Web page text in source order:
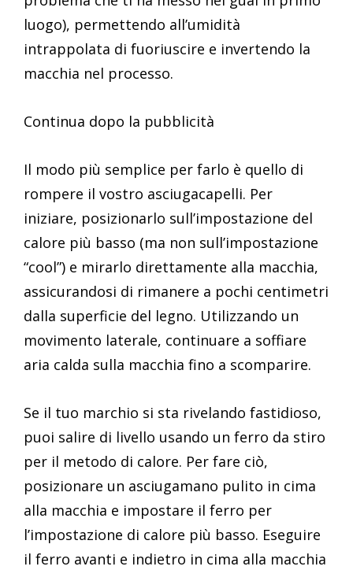
luogo), permettendo all’umidità
intrappolata di fuoriuscire e invertendo la
macchia nel processo.
Continua dopo la pubblicità
Il modo più semplice per farlo è quello di
rompere il vostro asciugacapelli. Per
iniziare, posizionarlo sull’impostazione del
calore più basso (ma non sull’impostazione
“cool”) e mirarlo direttamente alla macchia,
assicurandosi di rimanere a pochi centimetri
dalla superficie del legno. Utilizzando un
movimento laterale, continuare a soffiare
aria calda sulla macchia fino a scomparire.
Se il tuo marchio si sta rivelando fastidioso,
puoi salire di livello usando un ferro da stiro
per il metodo di calore. Per fare ciò,
posizionare un asciugamano pulito in cima
alla macchia e impostare il ferro per
l’impostazione di calore più basso. Eseguire
il ferro avanti e indietro in cima alla macchia